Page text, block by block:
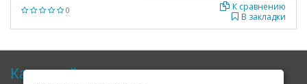
0
В закладки
К сравнению
Карта сайта